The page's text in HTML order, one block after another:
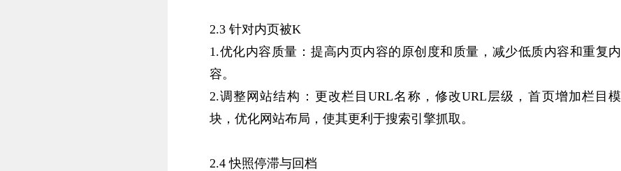
2.3 针对内页被K
1.‌优化内容质量‌：‌提高内页内容的原创度和质量，‌减少低质内容和重复内
容。‌
2.‌调整网站结构‌：‌更改栏目URL名称，‌修改URL层级，‌首页增加栏目模
块，‌优化网站布局，‌使其更利于搜索引擎抓取。‌
2.4 快照停滞与回档